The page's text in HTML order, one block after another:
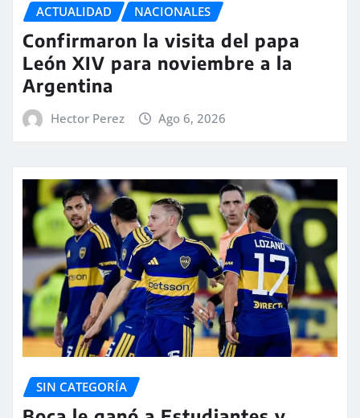
ACTUALIDAD NACIONALES
Confirmaron la visita del papa
León XIV para noviembre a la
Argentina
Hector Perez Ago 6, 2026
SIN CATEGORÍA